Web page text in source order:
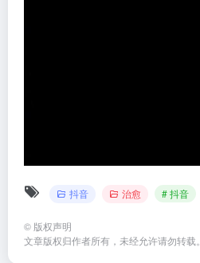
抖音 治愈 # 抖音
© 版权声明
文章版权归作者所有，未经允许请勿转载。